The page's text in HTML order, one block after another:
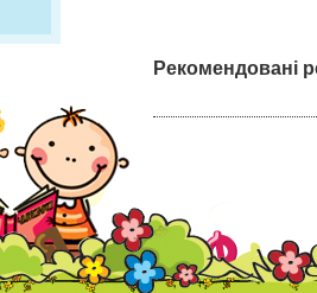
Рекомендовані